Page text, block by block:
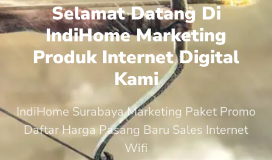
Selamat Datang Di
IndiHome Marketing
Produk Internet Digital
Kami
IndiHome Surabaya Marketing Paket Promo
Daftar Harga Pasang Baru Sales Internet
Wifi